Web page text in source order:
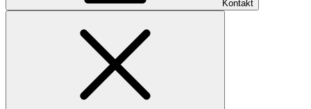
Kontakt